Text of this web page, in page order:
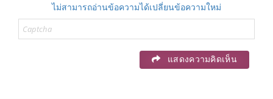
ไม่สามารถอ่านข้อความได้เปลี่ยนข้อความใหม่
แสดงความคิดเห็น